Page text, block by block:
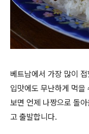
베트남에서 가장 많이
입맛에도 무난하게 먹
보면 언제 나짱으로 돌
고 출발합니다.